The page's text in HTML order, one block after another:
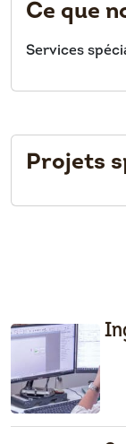
Ce que
Services
Projets